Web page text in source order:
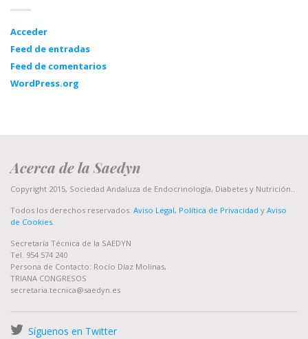
Acceder
Feed de entradas
Feed de comentarios
WordPress.org
Acerca de la Saedyn
Copyright 2015, Sociedad Andaluza de Endocrinología, Diabetes y Nutrición..
Todos los derechos reservados. Aviso Legal, Política de Privacidad y Aviso
de Cookies.
Secretaría Técnica de la SAEDYN
Tel. 954 574 240
Persona de Contacto: Rocío Díaz Molinas,
TRIANA CONGRESOS
secretaria.tecnica@saedyn.es
Síguenos en Twitter